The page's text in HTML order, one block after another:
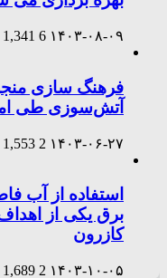
۱۴۰۳-۰۸-۰۹ 6
1,341
آتش‌سوزی طی
۱۴۰۳-۰۶-۲۷ 2
1,553
استفاده از آب
برق یکی از
کازرون
۱۴۰۳-۱۰-۰۵ 2
1,689